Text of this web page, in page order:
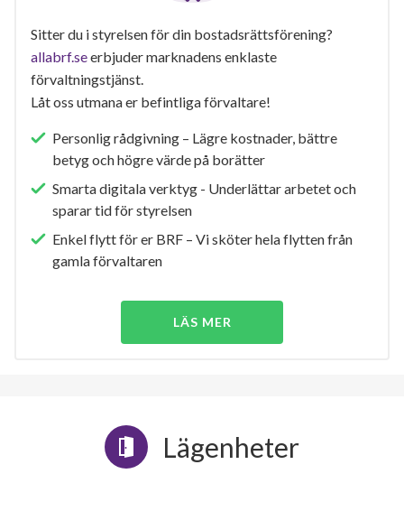
Sitter du i styrelsen för din bostadsrättsförening?
allabrf.seerbjuder marknadens enklaste
förvaltningstjänst.
Låt oss utmana er befintliga förvaltare!
Personlig rådgivning – Lägre kostnader, bättre
betyg och högre värde på borätter
Smarta digitala verktyg - Underlättar arbetet och
sparar tid för styrelsen
Enkel flytt för er BRF – Vi sköter hela flytten från
gamla förvaltaren
LÄS MER
Lägenheter